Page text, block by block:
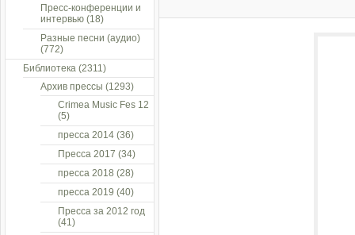
Пресс-конференции и
интервью (18)
Разные песни (аудио)
(772)
Библиотека (2311)
Архив прессы (1293)
Crimea Music Fes 12
(5)
пресса 2014 (36)
Пресса 2017 (34)
пресса 2018 (28)
пресса 2019 (40)
Пресса за 2012 год
(41)